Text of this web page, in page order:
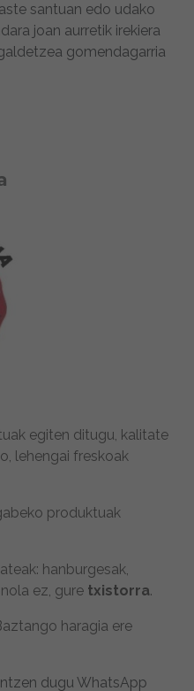
santuan edo udako
joan aurretik irekiera
gomendagarria
egiten ditugu, kalitate
lehengai freskoak
produktuak
hanburgesak,
ez, gure txistorra.
haragia ere
dugu WhatsApp